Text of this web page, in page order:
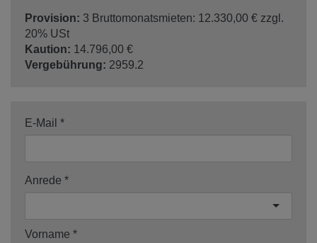
Provision: 3 Bruttomonatsmieten: 12.330,00 € zzgl.
20% USt
Kaution: 14.796,00 €
Vergebührung: 2959.2
E-Mail
Anrede
Vorname